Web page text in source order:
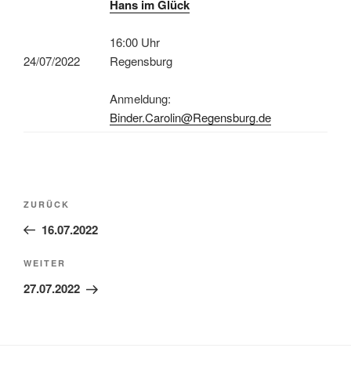
24/07/2022
Hans im Glück
16:00 Uhr
Regensburg
Anmeldung:
Binder.Carolin@Regensburg.de
Beitragsnavigation
Vorheriger
Beitrag
ZURÜCK
16.07.2022
Nächster
Beitrag
WEITER
27.07.2022